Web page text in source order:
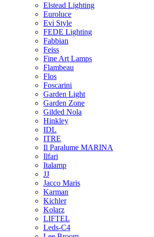
Elstead Lighting
Euroluce
Evi Style
FEDE Lighting
Fabbian
Feiss
Fine Art Lamps
Flambeau
Flos
Foscarini
Garden Light
Garden Zone
Gilded Nola
Hinkley
IDL
ITRE
Il Paralume MARINA
Ilfari
Italamp
JJ
Jacco Maris
Karman
Kichler
Kolarz
LIFTEL
Leds-C4